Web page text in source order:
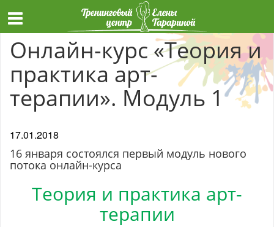
Онлайн-курс «Теория и
практика арт-
терапии». Модуль 1
17.01.2018
16 января состоялся первый модуль нового
потока онлайн-курса
Теория и практика арт-
терапии